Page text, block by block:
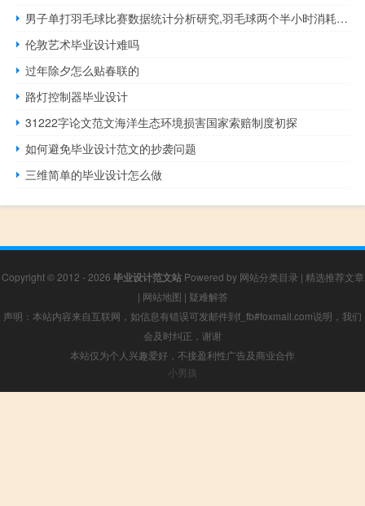
男子单打羽毛球比赛数据统计分析研究,羽毛球两个半小时消耗多少能量？
伦敦艺术毕业设计难吗
过年除夕怎么贴春联的
路灯控制器毕业设计
31222字论文范文海洋生态环境损害国家索赔制度初探
如何避免毕业设计范文的抄袭问题
三维简单的毕业设计怎么做
Copyright © 2012 - 2026 毕业设计范文站Powered by 网站分类目录 | 精选推荐文章
| 网站地图 | 疑难解答
声明：本站内容来自互联网，如信息有错误可发邮件到f_fb#foxmail.com说明，我们
会及时纠正，谢谢
本站仅为个人兴趣爱好，不接盈利性广告及商业合作
小男孩